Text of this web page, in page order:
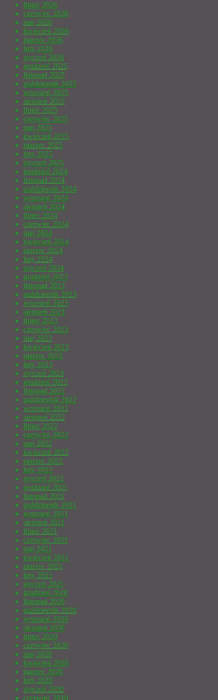
lipiec 2026
czerwiec 2026
maj 2026
kwiecień 2026
marzec 2026
luty 2026
styczeń 2026
grudzień 2025
listopad 2025
październik 2025
wrzesień 2025
sierpień 2025
lipiec 2025
czerwiec 2025
maj 2025
kwiecień 2025
marzec 2025
luty 2025
styczeń 2025
grudzień 2024
listopad 2024
październik 2024
wrzesień 2024
sierpień 2024
lipiec 2024
czerwiec 2024
maj 2024
kwiecień 2024
marzec 2024
luty 2024
styczeń 2024
grudzień 2023
listopad 2023
październik 2023
wrzesień 2023
sierpień 2023
lipiec 2023
czerwiec 2023
maj 2023
kwiecień 2023
marzec 2023
luty 2023
styczeń 2023
grudzień 2022
listopad 2022
październik 2022
wrzesień 2022
sierpień 2022
lipiec 2022
czerwiec 2022
maj 2022
kwiecień 2022
marzec 2022
luty 2022
styczeń 2022
grudzień 2021
listopad 2021
październik 2021
wrzesień 2021
sierpień 2021
lipiec 2021
czerwiec 2021
maj 2021
kwiecień 2021
marzec 2021
luty 2021
styczeń 2021
grudzień 2020
listopad 2020
październik 2020
wrzesień 2020
sierpień 2020
lipiec 2020
czerwiec 2020
maj 2020
kwiecień 2020
marzec 2020
luty 2020
styczeń 2020
czerwiec 2018